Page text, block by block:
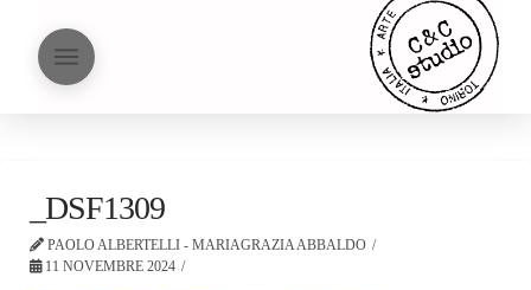
_DSF1309
PAOLO ALBERTELLI - MARIAGRAZIA ABBALDO
11 NOVEMBRE 2024